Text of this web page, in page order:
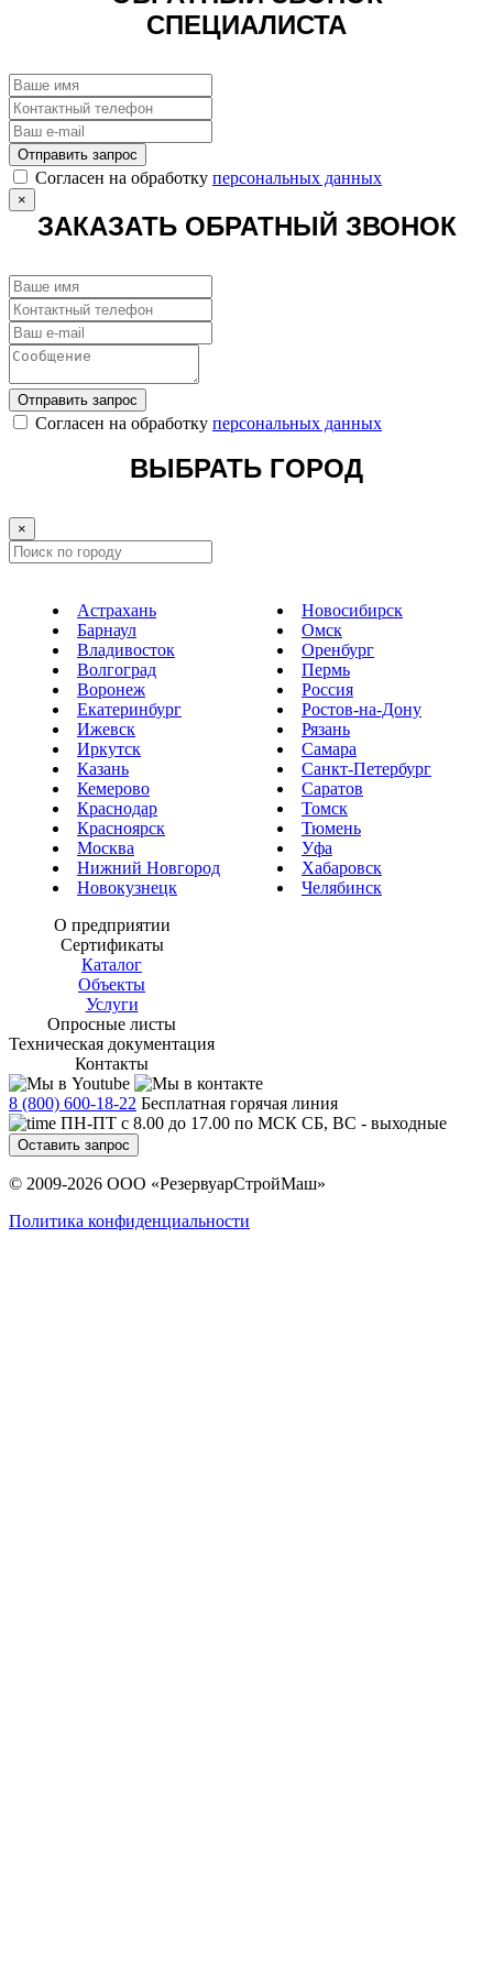
СПЕЦИАЛИСТА
Отправить запрос
Cогласен на обработку персональных данных
×
ЗАКАЗАТЬ ОБРАТНЫЙ ЗВОНОК
Отправить запрос
Cогласен на обработку персональных данных
ВЫБРАТЬ ГОРОД
×
Астрахань
Барнаул
Владивосток
Волгоград
Воронеж
Екатеринбург
Ижевск
Иркутск
Казань
Кемерово
Краснодар
Красноярск
Москва
Нижний Новгород
Новокузнецк
Новосибирск
Омск
Оренбург
Пермь
Россия
Ростов-на-Дону
Рязань
Самара
Санкт-Петербург
Саратов
Томск
Тюмень
Уфа
Хабаровск
Челябинск
О предприятии
Сертификаты
Каталог
Объекты
Услуги
Опросные листы
Техническая документация
Контакты
8 (800) 600-18-22 Бесплатная горячая линия
ПН-ПТ с 8.00 до 17.00 по МСК СБ, ВС - выходные
Оставить запрос
© 2009-2026 ООО «РезервуарСтройМаш»
Политика конфиденциальности